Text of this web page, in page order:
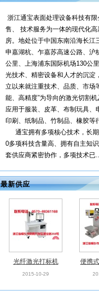
浙江通宝表面处理设备科技有
售、 技术服务为一体的现代化
房。地处位于中国东南沿海长
申嘉湖杭、乍嘉苏高速公路、沪
公里、上海浦东国际机场130公
光技术、精密设备和人才的沉淀
立以来就注重技术、品质、市场
能、高精度”为导向的激光切割
应用于服装、皮革、布制玩具
印刷、纸制品、竹制品、橡胶等
通宝拥有多项核心技术，长期
0多项科技含量高、拥有自主知
套供应商紧密协作，多项技术已
最新供应
光纤激光打标机
2015-10-29
便携